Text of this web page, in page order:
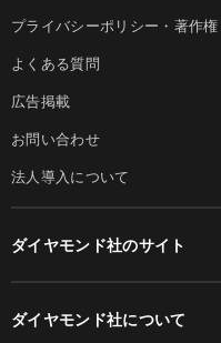
プライバシーポリシー・著作権
よくある質問
広告掲載
お問い合わせ
法人導入について
ダイヤモンド社のサイト
ダイヤモンド社について